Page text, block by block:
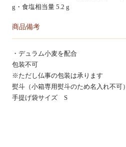
g・食塩相当量 5.2 g
商品備考
・デュラム小麦を配合
包装不可
※ただし仏事の包装は承ります
熨斗（小箱専用熨斗のため名入れ不可）
手提げ袋サイズ S